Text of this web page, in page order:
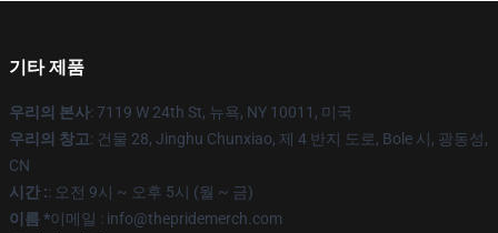
기타 제품
우리의 본사: 7119 W 24th St, 뉴욕, NY 10011, 미국
우리의 창고: 건물 28, Jinghu Chunxiao, 제 4 반지 도로, Bole 시, 광동성,
CN
시간 :: 오전 9시 ~ 오후 5시 (월 ~ 금)
이름 *이메일 : info@thepridemerch.com